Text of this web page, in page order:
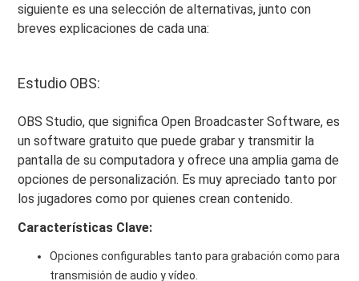
siguiente es una selección de alternativas, junto con
breves explicaciones de cada una:
Estudio OBS:
OBS Studio, que significa Open Broadcaster Software, es
un software gratuito que puede grabar y transmitir la
pantalla de su computadora y ofrece una amplia gama de
opciones de personalización. Es muy apreciado tanto por
los jugadores como por quienes crean contenido.
Características Clave:
Opciones configurables tanto para grabación como para
transmisión de audio y vídeo.